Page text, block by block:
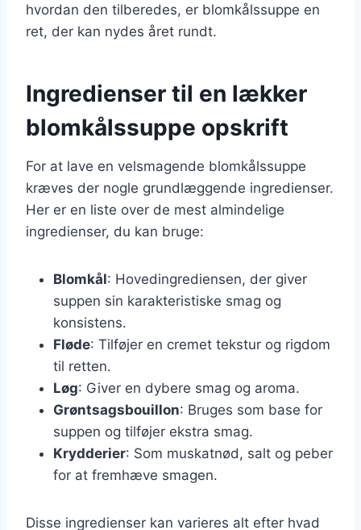
hvordan den tilberedes, er blomkålssuppe en
ret, der kan nydes året rundt.
Ingredienser til en lækker
blomkålssuppe opskrift
For at lave en velsmagende blomkålssuppe
kræves der nogle grundlæggende ingredienser.
Her er en liste over de mest almindelige
ingredienser, du kan bruge:
Blomkål: Hovedingrediensen, der giver
suppen sin karakteristiske smag og
konsistens.
Fløde: Tilføjer en cremet tekstur og rigdom
til retten.
Løg: Giver en dybere smag og aroma.
Grøntsagsbouillon: Bruges som base for
suppen og tilføjer ekstra smag.
Krydderier: Som muskatnød, salt og peber
for at fremhæve smagen.
Disse ingredienser kan varieres alt efter hvad